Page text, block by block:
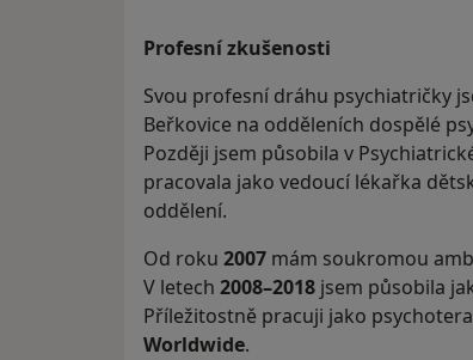
Profesní zkušenosti
Svou profesní dráhu psychiatričky
Beřkovice na odděleních dospělé
Později jsem působila v
pracovala jako vedoucí lékařka
oddělení.
Od roku 2007 mám soukromou
V letech 2008–2018 jsem působila
Příležitostně pracuji jako
Worldwide.